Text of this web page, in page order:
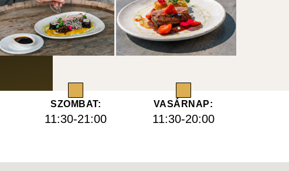
SZOMBAT:
11:30-21:00
VASÁRNAP:
11:30-20:00